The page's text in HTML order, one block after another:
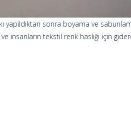
sonra boyama ve
insanların tekstil renk haslığı için